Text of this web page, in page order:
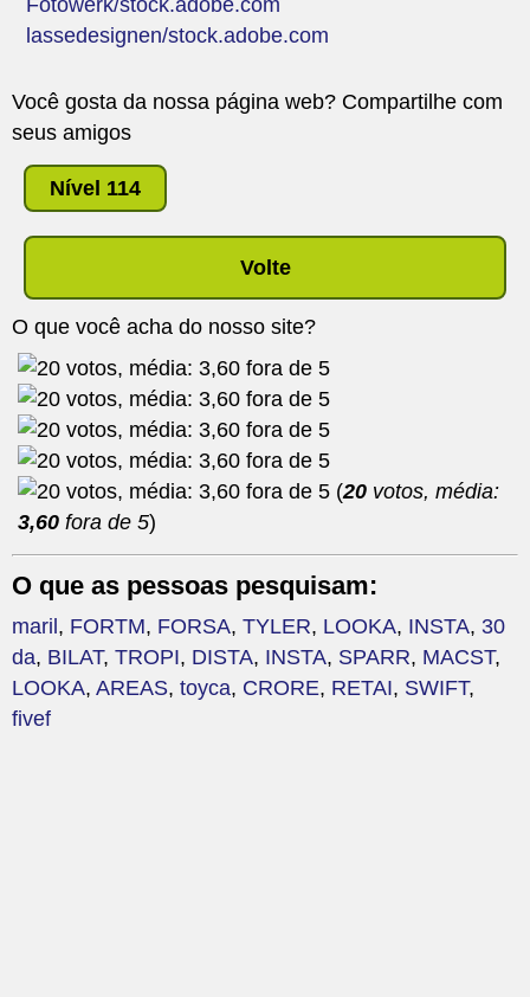
lassedesignen/stock.adobe.com
Você gosta da nossa página web? Compartilhe com
seus amigos
Nível 114
Volte
O que você acha do nosso site?
(20 votos, média:
3,60 fora de 5)
O que as pessoas pesquisam:
maril , FORTM, FORSA, TYLER, LOOKA, INSTA, 30
da, BILAT, TROPI, DISTA, INSTA, SPARR, MACST,
LOOKA, AREAS, toyca, CRORE, RETAI, SWIFT,
fivef